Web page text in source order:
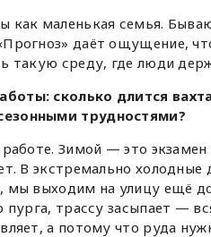
маленькая семья.
даёт ощущение,
такую среду, где люди
сколько длится
трудностями?
Зимой — это экзамен
В экстремально холодные
мы выходим на улицу ещё
пурга, трассу засыпает —
а потому что руда